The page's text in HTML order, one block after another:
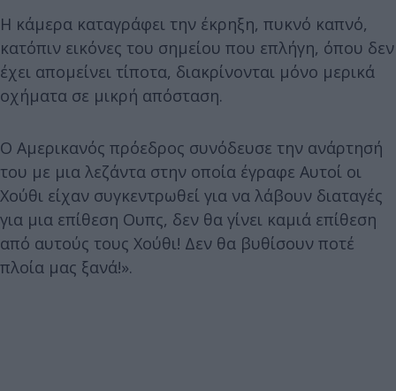
Η κάμερα καταγράφει την έκρηξη, πυκνό καπνό,
κατόπιν εικόνες του σημείου που επλήγη, όπου δεν
έχει απομείνει τίποτα, διακρίνονται μόνο μερικά
οχήματα σε μικρή απόσταση.
Ο Αμερικανός πρόεδρος συνόδευσε την ανάρτησή
του με μια λεζάντα στην οποία έγραφε Αυτοί οι
Χούθι είχαν συγκεντρωθεί για να λάβουν διαταγές
για μια επίθεση Ουπς, δεν θα γίνει καμιά επίθεση
από αυτούς τους Χούθι! Δεν θα βυθίσουν ποτέ
πλοία μας ξανά!».